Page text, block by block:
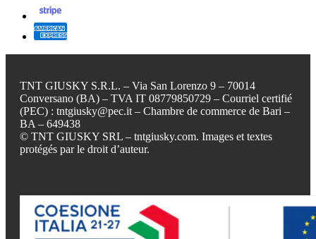
TNT GIUSKY S.R.L. – Via San Lorenzo 9 – 70014
Conversano (BA) – TVA IT 08779850729 – Courriel certifié
(PEC) : tntgiusky@pec.it – Chambre de commerce de Bari –
BA – 649438
© TNT GIUSKY SRL – tntgiusky.com. Images et textes
protégés par le droit d’auteur.